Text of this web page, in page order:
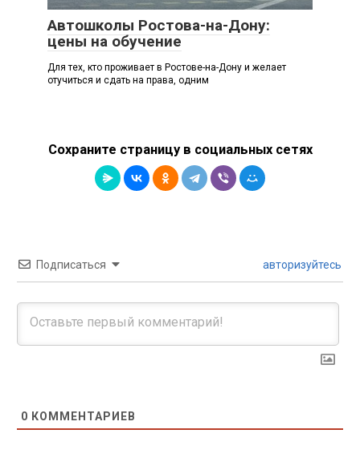
Автошколы Ростова-на-Дону:
цены на обучение
Для тех, кто проживает в Ростове-на-Дону и желает
отучиться и сдать на права, одним
Сохраните страницу в социальных сетях
Подписаться авторизуйтесь
0 КОММЕНТАРИЕВ